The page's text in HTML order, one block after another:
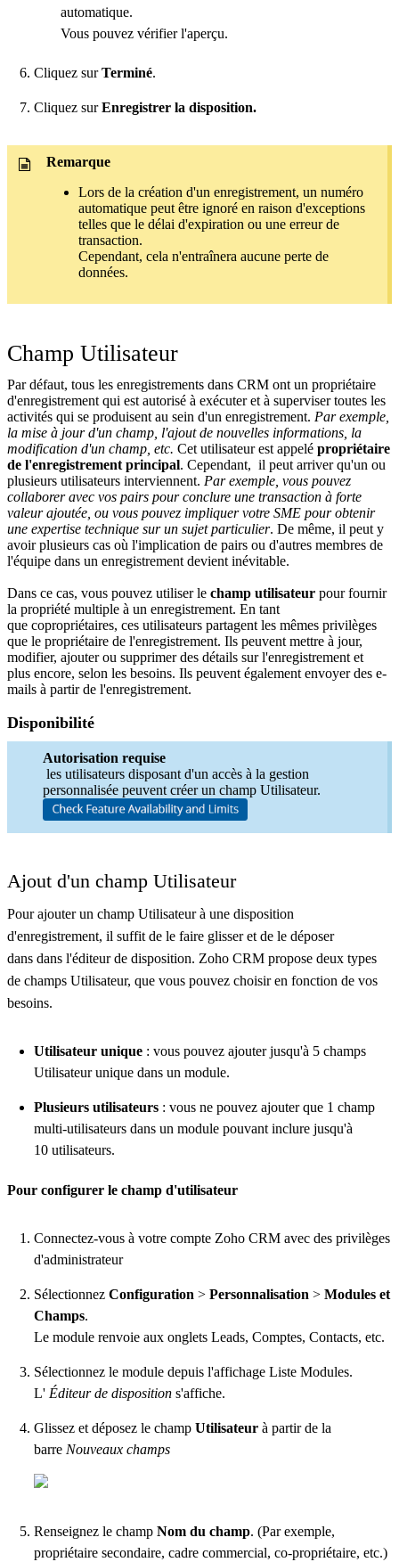
automatique.
Vous pouvez vérifier l'aperçu.
Cliquez surTerminé.
Cliquez surEnregistrer la disposition.
Remarque
Lors de la création d'un enregistrement, un numéro
automatique peut être ignoré en raison d'exceptions
telles que le délai d'expiration ou une erreur de
transaction.
Cependant, cela n'entraînera aucune perte de
données.
Champ Utilisateur
Par défaut, tous les enregistrements dans CRM ont un propriétaire
d'enregistrement qui est autorisé à exécuter et à superviser toutes les
activités qui se produisent au sein d'un enregistrement. Par exemple,
la mise à jour d'un champ, l'ajout de nouvelles informations, la
modification d'un champ, etc. Cet utilisateur est appelé propriétaire
de l'enregistrement principal. Cependant, il peut arriver qu'un ou
plusieurs utilisateurs interviennent. Par exemple, vous pouvez
collaborer avec vos pairs pour conclure une transaction à forte
valeur ajoutée, ou vous pouvez impliquer votre SME pour obtenir
une expertise technique sur un sujet particulier. De même, il peut y
avoir plusieurs cas où l'implication de pairs ou d'autres membres de
l'équipe dans un enregistrement devient inévitable.
Dans ce cas, vous pouvez utiliser le champ utilisateur pour fournir
la propriété multiple à un enregistrement. En tant
que copropriétaires, ces utilisateurs partagent les mêmes privilèges
que le propriétaire de l'enregistrement. Ils peuvent mettre à jour,
modifier, ajouter ou supprimer des détails sur l'enregistrement et
plus encore, selon les besoins. Ils peuvent également envoyer des e-
mails à partir de l'enregistrement.
Disponibilité
Autorisation requise
les utilisateurs disposant d'un accès à la gestion
personnalisée peuvent créer un champ Utilisateur.
Ajout d'un champ Utilisateur
Pour ajouter un champ Utilisateur à une disposition
d'enregistrement, il suffit de le faire glisser et de le déposer
dans dans l'éditeur de disposition. Zoho CRM propose deux types
de champs Utilisateur, que vous pouvez choisir en fonction de vos
besoins.
Utilisateur unique : vous pouvez ajouter jusqu'à 5 champs
Utilisateur unique dans un module.
Plusieurs utilisateurs : vous ne pouvez ajouter que 1 champ
multi-utilisateurs dans un module pouvant inclure jusqu'à
10 utilisateurs.
Pour configurer le champ d'utilisateur
Connectez-vous à votre compte Zoho CRM avec des privilèges
d'administrateur
Sélectionnez Configuration > Personnalisation > Modules et
Champs.
Le module renvoie aux onglets Leads, Comptes, Contacts, etc.
Sélectionnez le module depuis l'affichage Liste Modules.
L' Éditeur de disposition s'affiche.
Glissez et déposez le champ Utilisateur à partir de la
barre Nouveaux champs
Renseignez le champ Nom du champ. (Par exemple,
propriétaire secondaire, cadre commercial, co-propriétaire, etc.)